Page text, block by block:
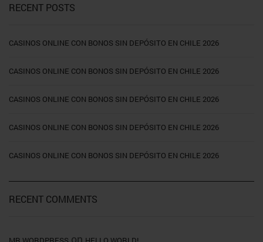
RECENT POSTS
CASINOS ONLINE CON BONOS SIN DEPÓSITO EN CHILE 2026
CASINOS ONLINE CON BONOS SIN DEPÓSITO EN CHILE 2026
CASINOS ONLINE CON BONOS SIN DEPÓSITO EN CHILE 2026
CASINOS ONLINE CON BONOS SIN DEPÓSITO EN CHILE 2026
CASINOS ONLINE CON BONOS SIN DEPÓSITO EN CHILE 2026
RECENT COMMENTS
on